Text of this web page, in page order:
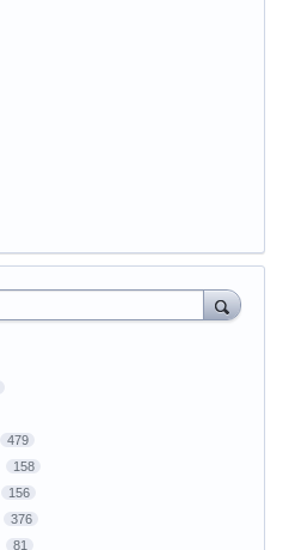
479
158
156
376
81